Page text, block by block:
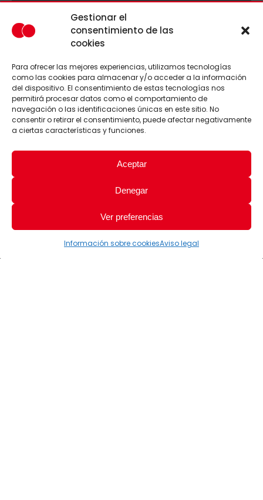
Gestionar el
consentimiento de las
cookies
Para ofrecer las mejores experiencias, utilizamos tecnologías
como las cookies para almacenar y/o acceder a la información
del dispositivo. El consentimiento de estas tecnologías nos
permitirá procesar datos como el comportamiento de
navegación o las identificaciones únicas en este sitio. No
consentir o retirar el consentimiento, puede afectar negativamente
a ciertas características y funciones.
Aceptar
Denegar
Ver preferencias
Información sobre cookiesAviso legal